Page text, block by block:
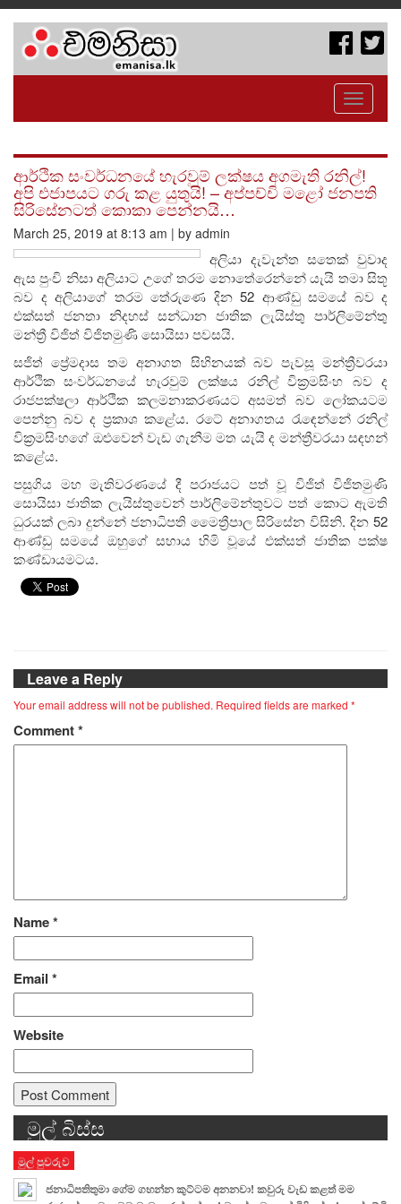
Toggle
ආර්ථික සංවර්ධනයේ හැරවුම් ලක්ෂය අගමැති රනිල්!
අපි එජාපයට ගරු කළ යුතුයි! – අප්පච්චි මළෝ ජනපති
සිරිසේනටත් කොකා පෙන්නයි…
March 25, 2019 at 8:13 am | by admin
අලියා දැවැන්ත සතෙක් වුවාද
ඇස පුංචි නිසා අලියාට උගේ තරම නොතේරෙන්නේ යැයි තමා සිතූ
බව ද අලියාගේ තරම තේරුණෙ දින 52 ආණ්ඩු සමයේ බව ද
එක්සත් ජනතා නිදහස් සන්ධාන ජාතික ලැයිස්තු පාර්ලිමේන්තු
මන්ත්‍රී විජිත් විජිතමුණි සොයිසා පවසයි.
සජිත් ප්‍රේමදාස තම අනාගත සිහිනයක් බව පැවසූ මන්ත්‍රීවරයා
ආර්ථික සංවර්ධනයේ හැරවුම් ලක්ෂය රනිල් වික්‍රමසිංහ බව ද
රාජපක්ෂලා ආර්ථික කලමනාකරණයට අසමත් බව ලෝකයටම
පෙන්නු බව ද ප්‍රකාශ කළේය. රටේ අනාගතය රැඳෙන්නේ රනිල්
වික්‍රමසිංහගේ ඔළුවෙන් වැඩ ගැනීම මත යැයි ද මන්ත්‍රීවරයා සඳහන්
කළේය.
පසුගිය මහ මැතිවරණයේ දී පරාජයට පත් වූ විජිත් විජිතමුණි
සොයිසා ජාතික ලැයිස්තුවෙන් පාර්ලිමේන්තුවට පත් කොට ඇමති
ධුරයක් ලබා දුන්නේ ජනාධිපති මෛත්‍රීපාල සිරිසේන විසිනි. දින 52
ආණ්ඩු සමයේ ඔහුගේ සහාය හිමි වූයේ එක්සත් ජාතික පක්ෂ
කණ්ඩායමටය.
Leave a Reply
Your email address will not be published. Required fields are marked *
Comment*
Name*
Email *
Website
Alternative:
මුල් බිස්ස
මුල් පුවරුව
ජනාධිපතිතුමා ගේම ගහන්න කුට්ටම අනනවා! කවුරු වැඩ කළත් මම